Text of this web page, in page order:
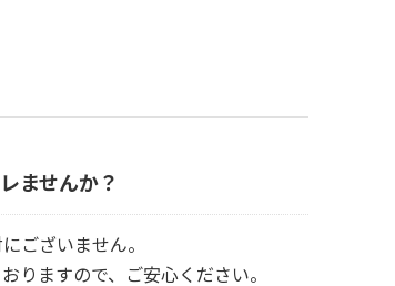
ませんか？
ございません。
りますので、ご安心ください。